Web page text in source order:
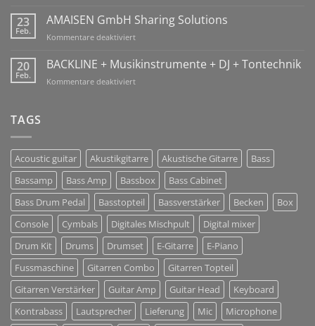
/
Holidays
10-
Jan
23
Feb.
AMAISEN GmbH Sharing Solutions
Kommentare deaktiviertfür
GmbH
Sharing
Solutions
20
Feb.
BACKLINE + Musikinstrumente + DJ + Tontechnik
Kommentare deaktiviertfür
+
Tontechnik
TAGS
Acoustic guitar Akustikgitarre Akustische Gitarre
Bass
Bassamp
Bass Amp Bassbox
Bass Cabinet
Bass Drum Pedal
Basstopteil Bassverstärker Becken
Box
Console
Cymbals Digitales Mischpult
Digital mixer
Drum Kit
Drums Drumset E-Gitarre
E-Piano
Fussmaschine
Gitarren Combo
Gitarren Topteil
Gitarren Verstärker
Guitar Amp Guitar Head
Keyboard
Kontrabass
Lautsprecher Lieferung Mic
Microphone